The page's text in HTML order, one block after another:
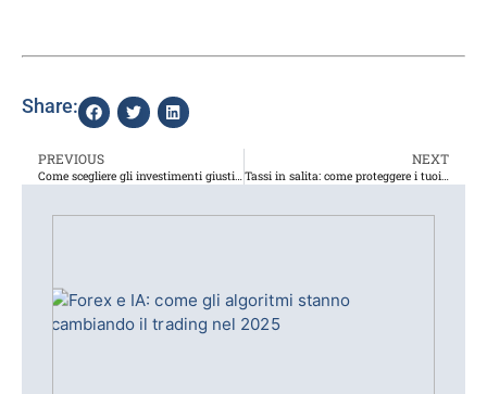
Share:
PREVIOUS
Come scegliere gli investimenti giusti in un periodo di incertezza economica
NEXT
Tassi in salita: come proteggere i tuoi investimenti nel 2025